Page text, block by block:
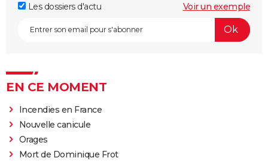
Les dossiers d'actu
Voir un exemple
EN CE MOMENT
Incendies en France
Nouvelle canicule
Orages
Mort de Dominique Frot